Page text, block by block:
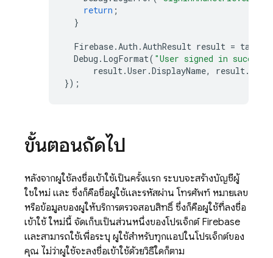
return ;
}
Firebase.Auth .AuthResult result = task
Debug . LogFormat( "User signed in
result.User .DisplayName, result.
});
ขั้นตอนถัดไป
หลังจากผู้ใช้ลงชื่อเข้าใช้เป็นครั้งแรก ระบบจะสร้างบัญชีผู้
ใช้ใหม่ และ ซึ่งก็คือชื่อผู้ใช้และรหัสผ่าน โทรศัพท์ หมายเลข
หรือข้อมูลของผู้ให้บริการตรวจสอบสิทธิ์ ซึ่งก็คือผู้ใช้ที่ลงชื่อ
เข้าใช้ ใหม่นี้ จัดเก็บเป็นส่วนหนึ่งของโปรเจ็กต์ Firebase
และสามารถใช้เพื่อระบุ ผู้ใช้สำหรับทุกแอปในโปรเจ็กต์ของ
คุณ ไม่ว่าผู้ใช้จะลงชื่อเข้าใช้ด้วยวิธีใดก็ตาม